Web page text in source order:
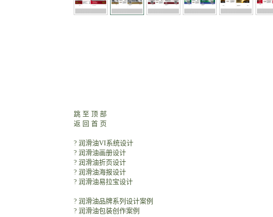
跳 至 顶 部
返 回 首 页
? 润滑油VI系统设计
? 润滑油画册设计
? 润滑油折页设计
? 润滑油海报设计
? 润滑油易拉宝设计
? 润滑油品牌系列设计案例
? 润滑油包装创作案例